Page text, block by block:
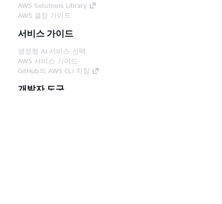
AWS Solutions Library
AWS 결정 가이드
서비스 가이드
생성형 AI 서비스 선택
AWS 서비스 가이드
GitHub의 AWS CLI 지침
개발자 도구